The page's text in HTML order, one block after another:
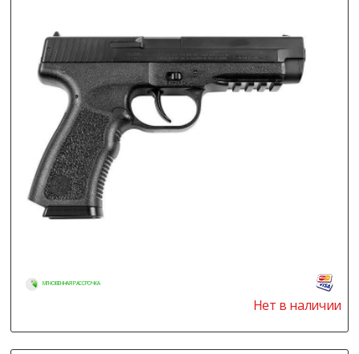
МГНОВЕННАЯ РАССРОЧКА
Нет в наличии